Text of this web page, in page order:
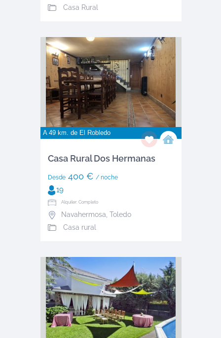
Casa Rural
A 49 km. de El Robledo
Casa Rural Dos Hermanas
Desde400 € / noche
19
Alquiler: Completo
Navahermosa, Toledo
Casa rural